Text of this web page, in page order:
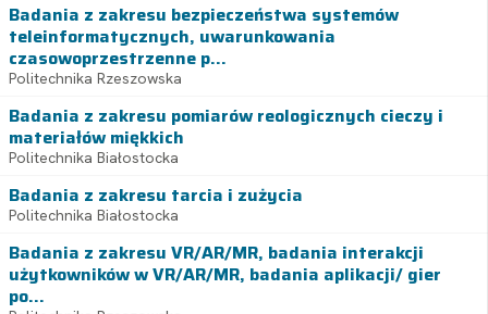
Badania z zakresu bezpieczeństwa systemów
teleinformatycznych, uwarunkowania
czasowoprzestrzenne p...
Politechnika Rzeszowska
Badania z zakresu pomiarów reologicznych cieczy i
materiałów miękkich
Politechnika Białostocka
Badania z zakresu tarcia i zużycia
Politechnika Białostocka
Badania z zakresu VR/AR/MR, badania interakcji
użytkowników w VR/AR/MR, badania aplikacji/ gier
po...